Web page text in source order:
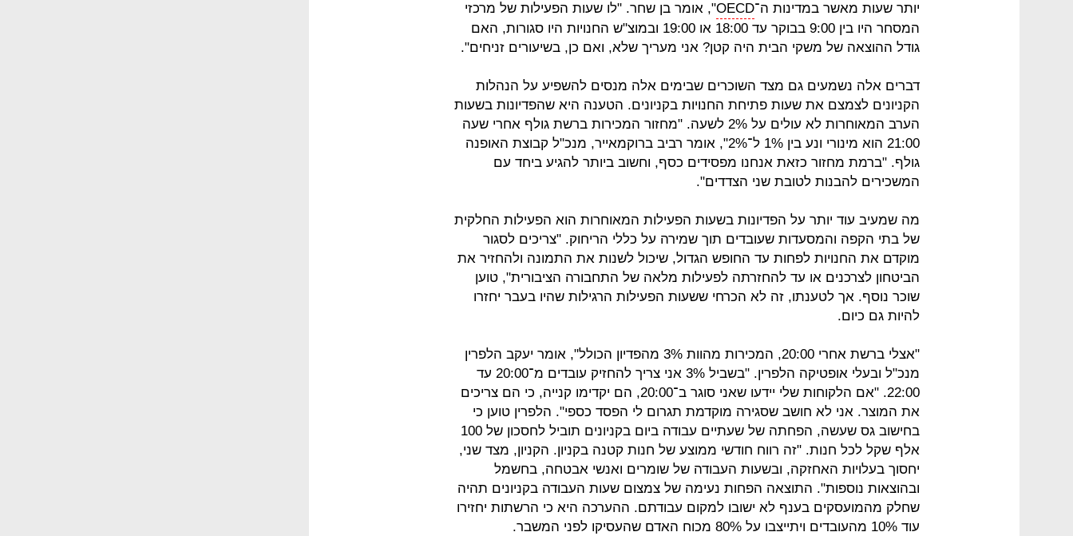
יותר שעות מאשר במדינות ה־OECD", אומר בן שחר. "לו שעות הפעילות של מרכזי
המסחר היו בין 9:00 בבוקר עד 18:00 או 19:00 ובמוצ"ש החנויות היו סגורות, האם
גודל ההוצאה של משקי הבית היה קטן? אני מעריך שלא, ואם כן, בשיעורים זניחים".
דברים אלה נשמעים גם מצד השוכרים שבימים אלה מנסים להשפיע על הנהלות
הקניונים לצמצם את שעות פתיחת החנויות בקניונים. הטענה היא שהפדיונות בשעות
הערב המאוחרות לא עולים על 2% לשעה. "מחזור המכירות ברשת גולף אחרי שעה
21:00 הוא מינורי ונע בין 1% ל־2%", אומר רביב ברוקמאייר, מנכ"ל קבוצת האופנה
גולף. "ברמת מחזור כזאת אנחנו מפסידים כסף, וחשוב ביותר להגיע ביחד עם
המשכירים להבנות לטובת שני הצדדים".
מה שמעיב עוד יותר על הפדיונות בשעות הפעילות המאוחרות הוא הפעילות החלקית
של בתי הקפה והמסעדות שעובדים תוך שמירה על כללי הריחוק. "צריכים לסגור
מוקדם את החנויות לפחות עד החופש הגדול, שיכול לשנות את התמונה ולהחזיר את
הביטחון לצרכנים או עד להחזרתה לפעילות מלאה של התחבורה הציבורית", טוען
שוכר נוסף. אך לטענתו, זה לא הכרחי ששעות הפעילות הרגילות שהיו בעבר יחזרו
להיות גם כיום.
"אצלי ברשת אחרי 20:00, המכירות מהוות 3% מהפדיון הכולל", אומר יעקב הלפרין
מנכ"ל ובעלי אופטיקה הלפרין. "בשביל 3% אני צריך להחזיק עובדים מ־20:00 עד
22:00. "אם הלקוחות שלי יידעו שאני סוגר ב־20:00, הם יקדימו קנייה, כי הם צריכים
את המוצר. אני לא חושב שסגירה מוקדמת תגרום לי הפסד כספי". הלפרין טוען כי
בחישוב גס שעשה, הפחתה של שעתיים עבודה ביום בקניונים תוביל לחסכון של 100
אלף שקל לכל חנות. "זה רווח חודשי ממוצע של חנות קטנה בקניון. הקניון, מצד שני,
יחסוך בעלויות האחזקה, ובשעות העבודה של שומרים ואנשי אבטחה, בחשמל
ובהוצאות נוספות". התוצאה הפחות נעימה של צמצום שעות העבודה בקניונים תהיה
שחלק מהמועסקים בענף לא ישובו למקום עבודתם. ההערכה היא כי הרשתות יחזירו
עוד 10% מהעובדים ויתייצבו על 80% מכוח האדם שהעסיקו לפני המשבר.